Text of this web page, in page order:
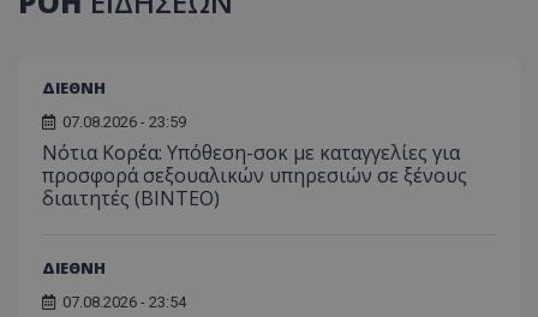
ΔΙΕΘΝΗ
07.08.2026 - 23:59
Νότια Κορέα: Υπόθεση-σοκ με καταγγελίες για
προσφορά σεξουαλικών υπηρεσιών σε ξένους
διαιτητές (BINTEO)
ΔΙΕΘΝΗ
07.08.2026 - 23:54